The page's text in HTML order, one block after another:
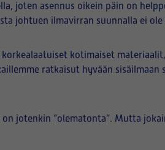
joten asennus oikein päin on
johtuen ilmavirran suunnalla ei
kotimaiset
ratkaisut hyvään
jotenkin ”olematonta”. Mutta